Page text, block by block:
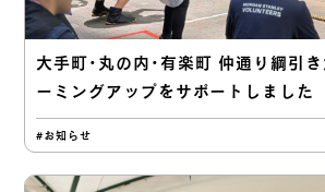
大手町・丸の内・有楽町 仲通り綱引
ーミングアップをサポートしました
#お知らせ